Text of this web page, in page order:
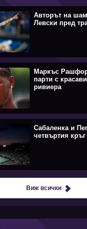
Авторът на
Левски пред
Маркъс
парти с
ривиера
Сабаленка и
четвъртия
Виж всички